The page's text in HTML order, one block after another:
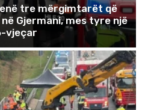
tre mërgimtarët që
Gjermani, mes tyre një
vjeçar